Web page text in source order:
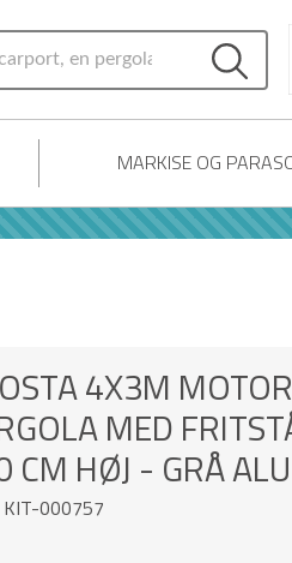
MARKISE OG
4X3M
MED
CM HØJ - GRÅ
KIT-000757